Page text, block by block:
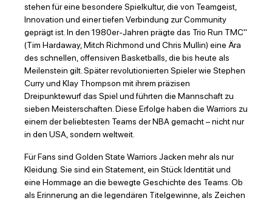
stehen für eine besondere Spielkultur, die von Teamgeist,
Innovation und einer tiefen Verbindung zur Community
geprägt ist. In den 1980er-Jahren prägte das Trio Run TMC"
(Tim Hardaway, Mitch Richmond und Chris Mullin) eine Ära
des schnellen, offensiven Basketballs, die bis heute als
Meilenstein gilt. Später revolutionierten Spieler wie Stephen
Curry und Klay Thompson mit ihrem präzisen
Dreipunktewurf das Spiel und führten die Mannschaft zu
sieben Meisterschaften. Diese Erfolge haben die Warriors zu
einem der beliebtesten Teams der NBA gemacht – nicht nur
in den USA, sondern weltweit.
Für Fans sind Golden State Warriors Jacken mehr als nur
Kleidung. Sie sind ein Statement, ein Stück Identität und
eine Hommage an die bewegte Geschichte des Teams. Ob
als Erinnerung an die legendären Titelgewinne, als Zeichen